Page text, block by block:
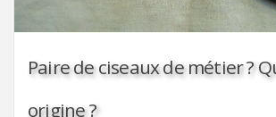
Paire de ciseaux de métier ?
origine ?